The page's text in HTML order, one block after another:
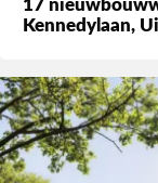
17
Kennedylaan,